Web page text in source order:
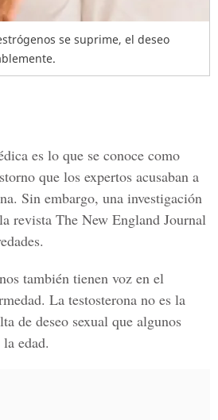
se suprime, el deseo
es lo que se conoce como
que los expertos acusaban a
Sin embargo, una investigación
revista The New England Journal
también tienen voz en el
La testosterona no es la
de deseo sexual que algunos
edad.